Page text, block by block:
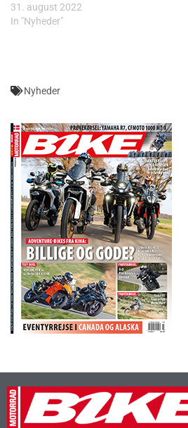
31. august 2022
In "Nyheder"
Nyheder